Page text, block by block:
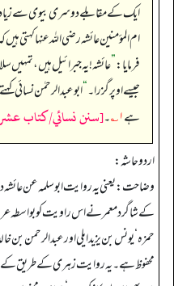
ایک کے مقابلے دوسری بیوی سے
ام المؤمنین عائشہ رضی الله عنہا کہتی
فرمایا:”عائشہ! یہ جبرائیل ہیں،
جیسے اوپر گزرا۔‏‏‏‏“ابوعبدالرحمٰن نسائی
ہے۱؎ ۔[سنن نسائي/كتاب عشرة
اردو حاشہ:
وضاحت: یعنی یہ روایت ابوسلمہ عن
کے شاگرد معمر نے اس راویت کو بواسطہ
حمزہ‘ یونس بن یزید ایلی اور عبدالرحمن بن
محفوظ ہے۔ یہ روایت زہری کے طریق